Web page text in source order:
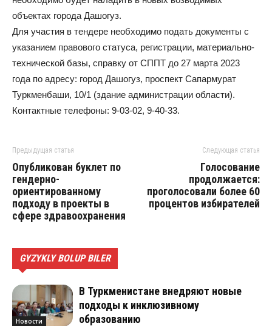
объектах города Дашогуз.
Для участия в тендере необходимо подать документы с
указанием правового статуса, регистрации, материально-
технической базы, справку от СППТ до 27 марта 2023
года по адресу: город Дашогуз, проспект Сапармурат
Туркменбаши, 10/1 (здание администрации области).
Контактные телефоны: 9-03-02, 9-40-33.
Предыдущая статья
Опубликован буклет по
гендерно-
ориентированному
подходу в проекты в
сфере здравоохранения
Следующая статья
Голосование
продолжается:
проголосовали более 60
процентов избирателей
GYZYKLY BOLUP BILER
Новости
В Туркменистане внедряют новые
подходы к инклюзивному
образованию